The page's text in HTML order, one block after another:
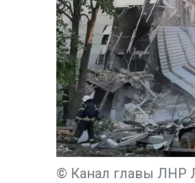
© Канал главы ЛНР